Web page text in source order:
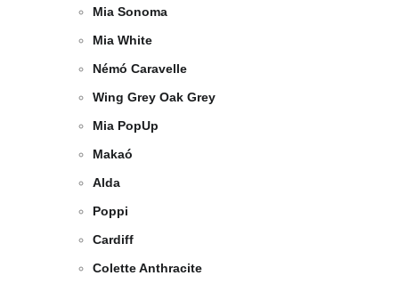
Mia Sonoma
Mia White
Némó Caravelle
Wing Grey Oak Grey
Mia PopUp
Makaó
Alda
Poppi
Cardiff
Colette Anthracite